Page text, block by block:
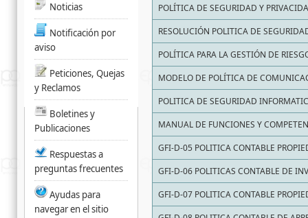
POLÍTICA DE SEGURIDAD Y
RESOLUCIÓN POLITICA DE
POLÍTICA PARA LA GESTIÓN DE
MODELO DE POLÍTICA DE
POLITICA DE SEGURIDAD
MANUAL DE FUNCIONES Y
GFI-D-05 POLITICA CONTABLE
GFI-D-06 POLITICAS CONTABLE DE
GFI-D-07 POLITICA CONTABLE
Noticias
Notificación por
aviso
Peticiones, Quejas
y Reclamos
Boletines y
Publicaciones
Respuestas a
preguntas frecuentes
Ayudas para
navegar en el sitio